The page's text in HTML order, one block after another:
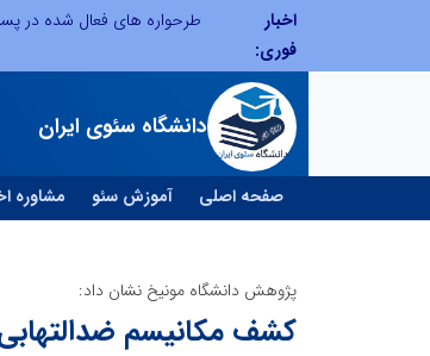
اخبار
فوری:
دانشگاه سئوی ایران
صفحه اصلی آموزش سئو مشاوره
پژوهش دانشگاه مونیخ نشان داد:
کشف مکانیسم